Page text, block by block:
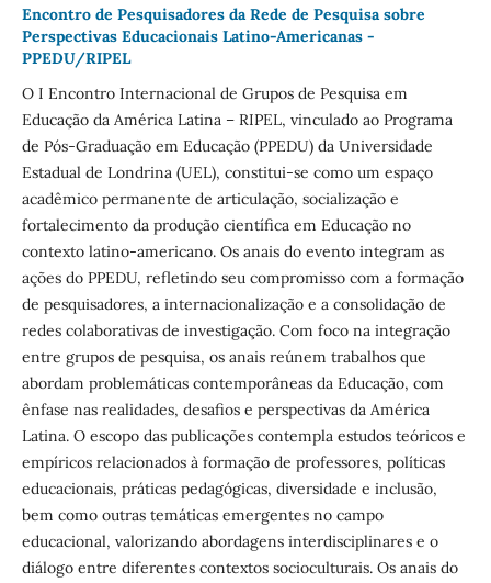
Encontro de Pesquisadores da Rede de Pesquisa sobre
Perspectivas Educacionais Latino-Americanas -
PPEDU/RIPEL
O I Encontro Internacional de Grupos de Pesquisa em
Educação da América Latina – RIPEL, vinculado ao Programa
de Pós-Graduação em Educação (PPEDU) da Universidade
Estadual de Londrina (UEL), constitui-se como um espaço
acadêmico permanente de articulação, socialização e
fortalecimento da produção científica em Educação no
contexto latino-americano. Os anais do evento integram as
ações do PPEDU, refletindo seu compromisso com a formação
de pesquisadores, a internacionalização e a consolidação de
redes colaborativas de investigação. Com foco na integração
entre grupos de pesquisa, os anais reúnem trabalhos que
abordam problemáticas contemporâneas da Educação, com
ênfase nas realidades, desafios e perspectivas da América
Latina. O escopo das publicações contempla estudos teóricos e
empíricos relacionados à formação de professores, políticas
educacionais, práticas pedagógicas, diversidade e inclusão,
bem como outras temáticas emergentes no campo
educacional, valorizando abordagens interdisciplinares e o
diálogo entre diferentes contextos socioculturais. Os anais do